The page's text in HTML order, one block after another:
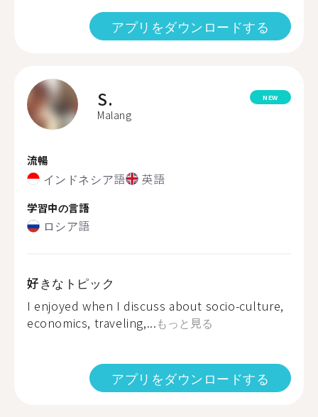
アプリをダウンロードする
S.
Malang
NEW
流暢
インドネシア語 英語
学習中の言語
ロシア語
好きなトピック
I enjoyed when I discuss about socio-culture,
economics, traveling,...もっと見る
アプリをダウンロードする